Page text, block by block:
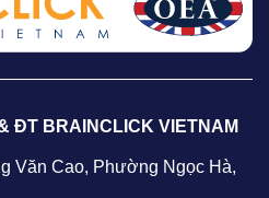
ĐT BRAINCLICK VIETNAM
Văn Cao, Phường Ngọc Hà,